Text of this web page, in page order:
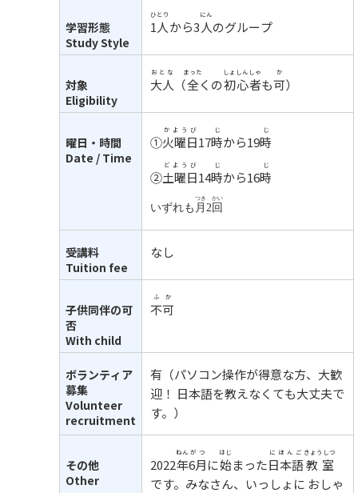
学習形態
Study Style
1人
ひとり
から3人
にん
のグループ
対象
Eligibility
大人
おとな
（全
まった
くの初心者
しょしんしゃ
も可
か
）
曜日・時間
Date / Time
①火曜日
かようび
17時
じ
から19時
じ
②土曜日
どようび
14時
じ
から16時
じ
いずれも 月
つき
2回
かい
受講料
Tuition fee
なし
子供同伴の可
否
With child
不可
ふか
ボランティア
募集
Volunteer
recruitment
有（パソコン操作が得意な方、大歓
迎！ 日本語を教えなくても大丈夫で
す。）
その他
Other
2022年
ねん
6月
がつ
に始
はじ
まった日本語
にほんご
教室
きょうしつ
です。みなさん、いっしょに おしゃ